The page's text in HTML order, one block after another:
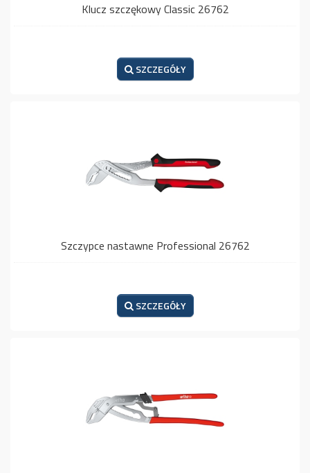
Klucz szczękowy Classic 26762
SZCZEGÓŁY
Szczypce nastawne Professional 26762
SZCZEGÓŁY